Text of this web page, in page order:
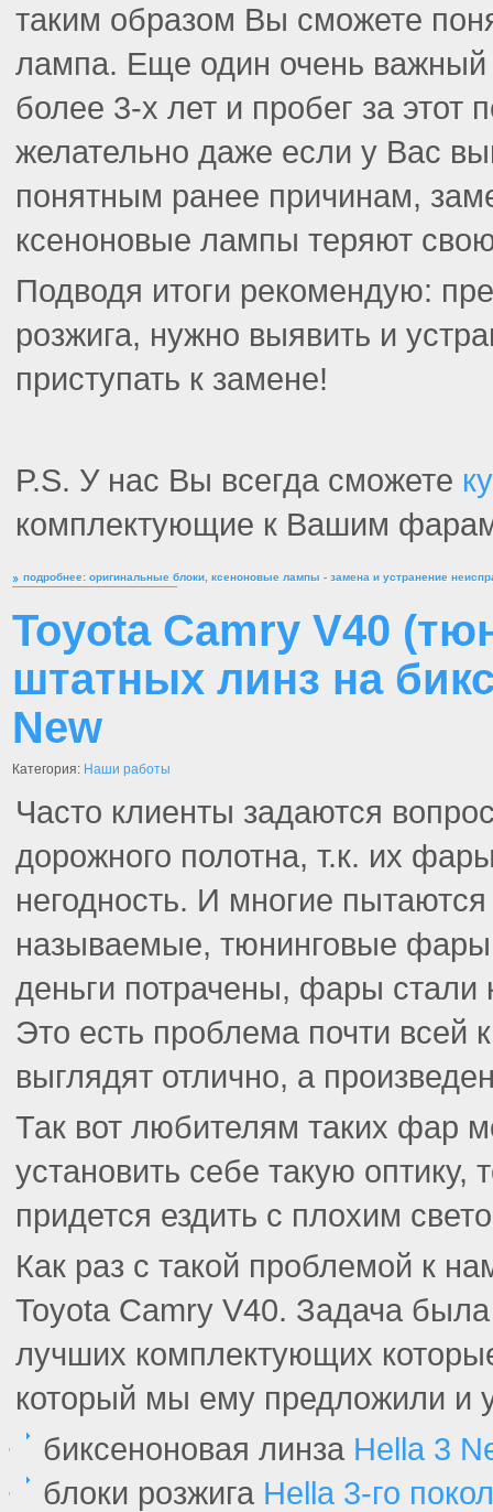
таким образом Вы сможете
лампа. Еще один очень
более 3-х лет и пробег за этот
желательно даже если у Вас
понятным ранее причинам,
ксеноновые лампы теряют
Подводя итоги рекомендую:
розжига, нужно выявить и
приступать к замене!
P.S. У нас Вы всегда сможете
комплектующие к Вашим
подробнее: оригинальные блоки, ксеноновые лампы - замена и устранение
Toyota Camry V40
штатных линз на
New
Категория: Наши работы
Часто клиенты задаются
дорожного полотна, т.к. их
негодность. И многие
называемые, тюнинговые
деньги потрачены, фары стали
Это есть проблема почти всей
выглядят отлично, а
Так вот любителям таких фар
установить себе такую оптику,
придется ездить с плохим
Как раз с такой проблемой к
Toyota Camry V40. Задача
лучших комплектующих
который мы ему предложили и
биксеноновая линза Hella 3
блоки розжига Hella 3-го